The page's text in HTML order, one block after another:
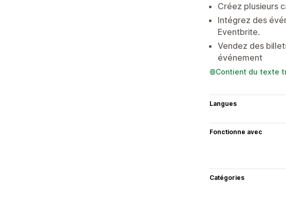
Créez plusieurs
Intégrez des
Eventbrite.
Vendez des
événement
Contient du texte
Langues
Fonctionne avec
Catégories